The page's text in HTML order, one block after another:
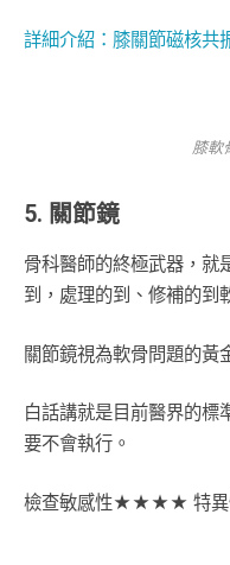
詳細介紹：膝關節磁核共
膝軟
5. 關節鏡
骨科醫師的終極武器，就
到，處理的到、修補的到
關節鏡視為軟骨問題的黃
白話講就是目前醫界的標
要不會執行。
檢查敏感性★★★★